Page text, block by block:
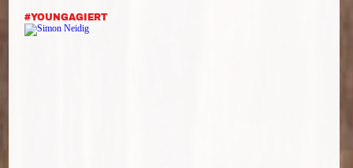
#YOUNGAGIERT